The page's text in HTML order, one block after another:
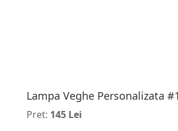
Lampa Veghe Personalizata
Pret: 145 Lei